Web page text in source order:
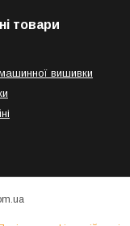
товари
вишивки